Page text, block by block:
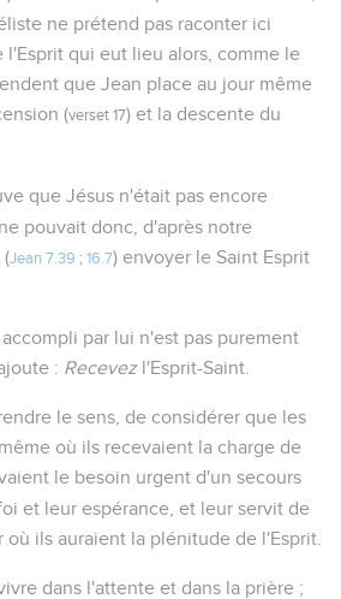
ne prétend pas raconter ici
l'Esprit qui eut lieu alors, comme le
que Jean place au jour même
(verset 17) et la descente du
que Jésus n'était pas encore
pouvait donc, d'après notre
(Jean 7.39 ; 16.7) envoyer le Saint Esprit
par lui n'est pas purement
: Recevezl'Esprit-Saint.
le sens, de considérer que les
où ils recevaient la charge de
le besoin urgent d'un secours
et leur espérance, et leur servit de
ils auraient la plénitude de l'Esprit.
dans l'attente et dans la prière ;